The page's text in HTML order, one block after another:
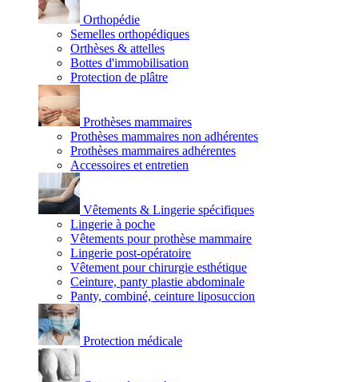
Orthopédie
Semelles orthopédiques
Orthèses & attelles
Bottes d'immobilisation
Protection de plâtre
Prothèses mammaires
Prothèses mammaires non adhérentes
Prothèses mammaires adhérentes
Accessoires et entretien
Vêtements & Lingerie spécifiques
Lingerie à poche
Vêtements pour prothèse mammaire
Lingerie post-opératoire
Vêtement pour chirurgie esthétique
Ceinture, panty plastie abdominale
Panty, combiné, ceinture liposuccion
Protection médicale